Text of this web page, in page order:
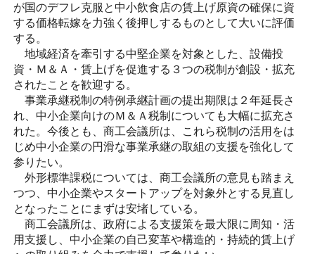
が国のデフレ克服と中小飲食店の賃上げ原資の確保に資
する価格転嫁を力強く後押しするものとして大いに評価
する。
地域経済を牽引する中堅企業を対象とした、設備投
資・Ｍ＆Ａ・賃上げを促進する３つの税制が創設・拡充
されたことを歓迎する。
事業承継税制の特例承継計画の提出期限は２年延長さ
れ、中小企業向けのＭ＆Ａ税制についても大幅に拡充さ
れた。今後とも、商工会議所は、これら税制の活用をは
じめ中小企業の円滑な事業承継の取組の支援を強化して
参りたい。
外形標準課税については、商工会議所の意見も踏まえ
つつ、中小企業やスタートアップを対象外とする見直し
となったことにまずは安堵している。
商工会議所は、政府による支援策を最大限に周知・活
用支援し、中小企業の自己変革や構造的・持続的賃上げ